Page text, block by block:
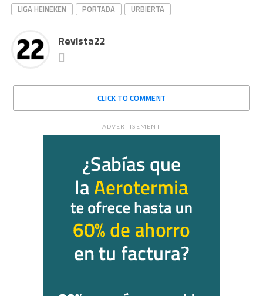
LIGA HEINEKEN
PORTADA URBIERTA
Revista22
CLICK TO COMMENT
ADVERTISEMENT